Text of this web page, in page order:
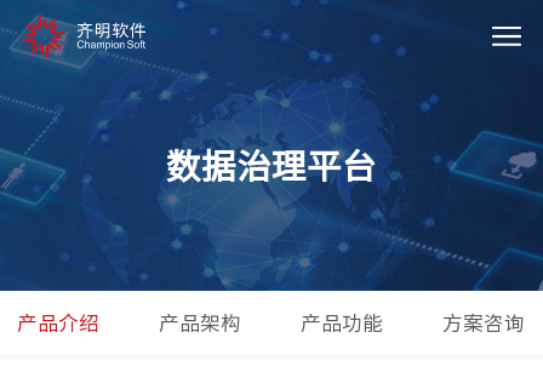
数据治理平台
产品介绍 产品架构 产品功能 方案咨询